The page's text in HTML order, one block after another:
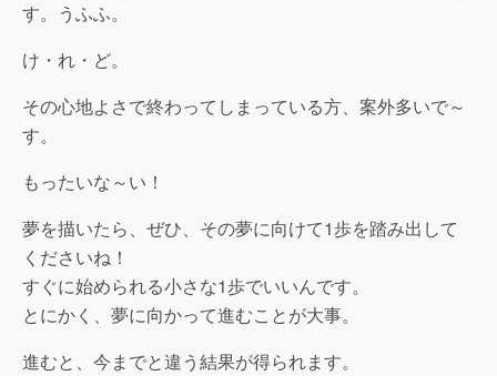
す。うふふ。
け・れ・ど。
その心地よさで終わってしまっている方、案外多いで～
す。
もったいな～い！
夢を描いたら、ぜひ、その夢に向けて1歩を踏み出して
くださいね！
すぐに始められる小さな1歩でいいんです。
とにかく、夢に向かって進むことが大事。
進むと、今までと違う結果が得られます。